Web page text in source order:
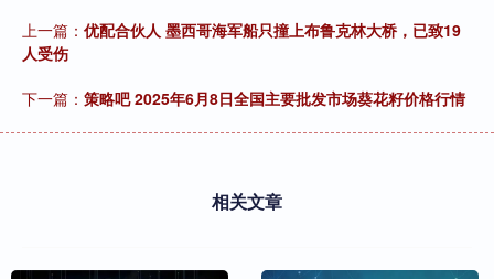
上一篇： 优配合伙人 墨西哥海军船只撞上布鲁克林大桥，已致19
人受伤
下一篇： 策略吧 2025年6月8日全国主要批发市场葵花籽价格行情
相关文章